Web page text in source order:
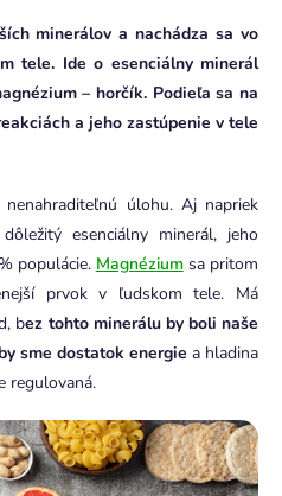
minerálov a nachádza sa vo
tele. Ide o esenciálny minerál
– horčík. Podieľa sa na
a jeho zastúpenie v tele
úlohu. Aj napriek
esenciálny minerál, jeho
populácie. Magnéziumsa pritom
prvok v ľudskom tele. Má
bez tohto minerálu by boli naše
sme dostatok energie a hladina
regulovaná.